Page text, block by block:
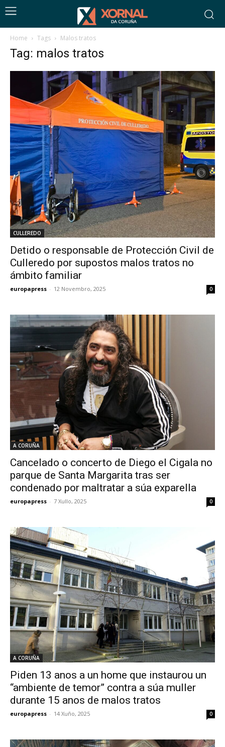
Home Tags Malos tratos
Tag: malos tratos
CULLEREDO
Detido o responsable de Protección Civil de
Culleredo por supostos malos tratos no
ámbito familiar
europapress - 12 Novembro, 2025 0
A CORUÑA
Cancelado o concerto de Diego el Cigala no
parque de Santa Margarita tras ser
condenado por maltratar a súa exparella
europapress - 7 Xullo, 2025 0
A CORUÑA
Piden 13 anos a un home que instaurou un
“ambiente de temor” contra a súa muller
durante 15 anos de malos tratos
europapress - 14 Xuño, 2025 0